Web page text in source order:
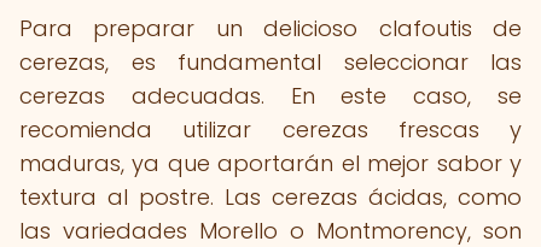
Para preparar un delicioso clafoutis de
cerezas, es fundamental seleccionar las
cerezas adecuadas. En este caso, se
recomienda utilizar cerezas frescas y
maduras, ya que aportarán el mejor sabor y
textura al postre. Las cerezas ácidas, como
las variedades Morello o Montmorency, son